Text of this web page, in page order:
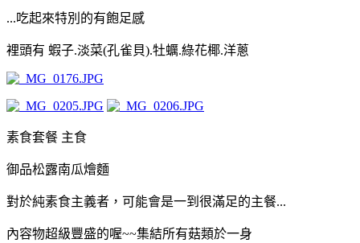
...吃起來特別的有飽足感
裡頭有 蝦子.淡菜(孔雀貝).牡蠣.綠花椰.洋蔥
素食套餐 主食
御品松露南瓜燴麵
對於純素食主義者，可能會是一到很滿足的主餐...
內容物超級豐盛的喔~~集結所有菇類於一身